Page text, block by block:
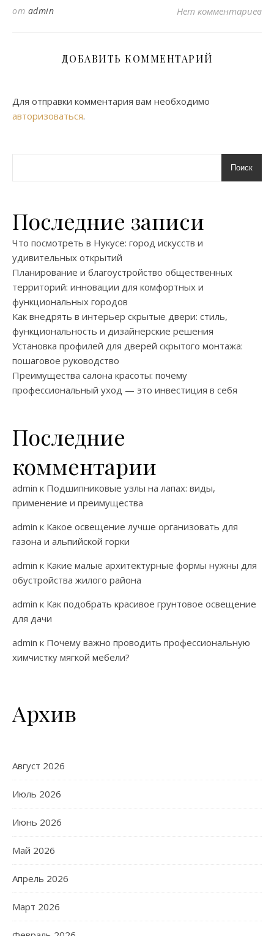
от admin Нет комментариев
ДОБАВИТЬ КОММЕНТАРИЙ
Для отправки комментария вам необходимо
авторизоваться.
Поиск
Последние записи
Что посмотреть в Нукусе: город искусств и
удивительных открытий
Планирование и благоустройство общественных
территорий: инновации для комфортных и
функциональных городов
Как внедрять в интерьер скрытые двери: стиль,
функциональность и дизайнерские решения
Установка профилей для дверей скрытого монтажа:
пошаговое руководство
Преимущества салона красоты: почему
профессиональный уход — это инвестиция в себя
Последние
комментарии
admin к Подшипниковые узлы на лапах: виды,
применение и преимущества
admin к Какое освещение лучше организовать для
газона и альпийской горки
admin к Какие малые архитектурные формы нужны для
обустройства жилого района
admin к Как подобрать красивое грунтовое освещение
для дачи
admin к Почему важно проводить профессиональную
химчистку мягкой мебели?
Архив
Август 2026
Июль 2026
Июнь 2026
Май 2026
Апрель 2026
Март 2026